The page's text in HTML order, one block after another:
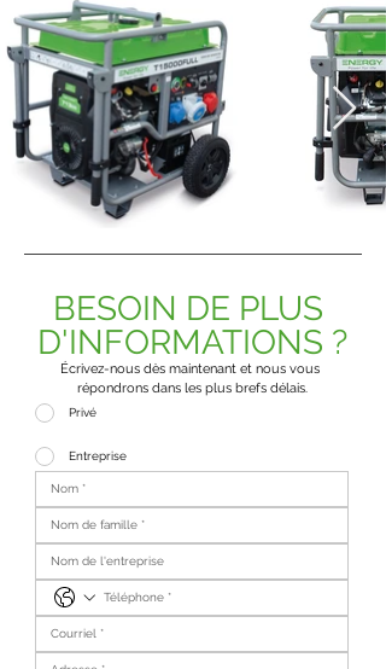
BESOIN DE PLUS
D'INFORMATIONS ?
Écrivez-nous dès maintenant et nous vous
répondrons dans les plus brefs délais.
Privé
Entreprise